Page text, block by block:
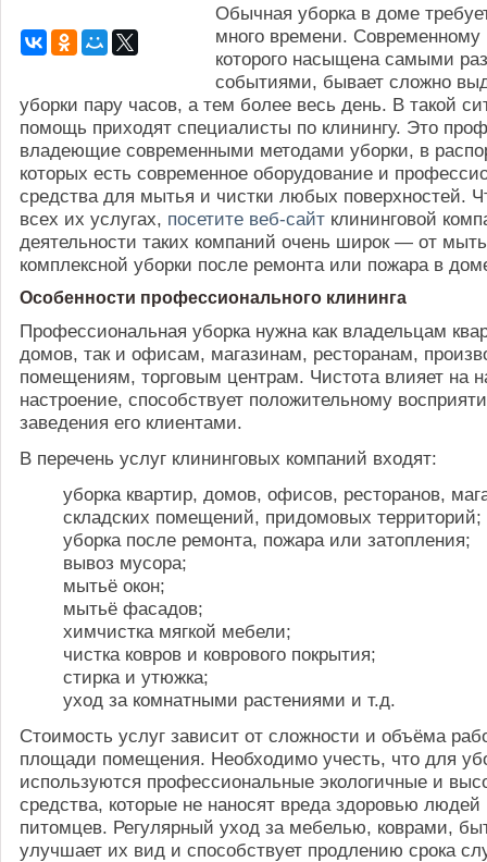
Обычная уборка в доме
много времени. Современному
которого насыщена самыми
событиями, бывает сложно
уборки пару часов, а тем более весь день. В такой
помощь приходят специалисты по клинингу. Это
владеющие современными методами уборки, в
которых есть современное оборудование и
средства для мытья и чистки любых поверхностей.
всех их услугах, посетите веб-сайт клининговой
деятельности таких компаний очень широк — от
комплексной уборки после ремонта или пожара в
Особенности профессионального клининга
Профессиональная уборка нужна как владельцам
домов, так и офисам, магазинам, ресторанам,
помещениям, торговым центрам. Чистота влияет на
настроение, способствует положительному
заведения его клиентами.
В перечень услуг клининговых компаний входят:
уборка квартир, домов, офисов, ресторанов,
складских помещений, придомовых территорий;
уборка после ремонта, пожара или затопления;
вывоз мусора;
мытьё окон;
мытьё фасадов;
химчистка мягкой мебели;
чистка ковров и коврового покрытия;
стирка и утюжка;
уход за комнатными растениями и т.д.
Стоимость услуг зависит от сложности и объёма
площади помещения. Необходимо учесть, что для
используются профессиональные экологичные и
средства, которые не наносят вреда здоровью
питомцев. Регулярный уход за мебелью, коврами,
улучшает их вид и способствует продлению срока